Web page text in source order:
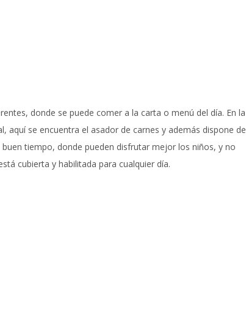
donde se puede comer a la carta o menú del día. En la
aquí se encuentra el asador de carnes y además dispone de
tiempo, donde pueden disfrutar mejor los niños, y no
cubierta y habilitada para cualquier día.